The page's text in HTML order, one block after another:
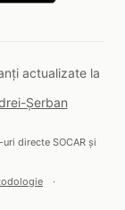
actualizate la
Șerban
uri directe SOCAR și
·